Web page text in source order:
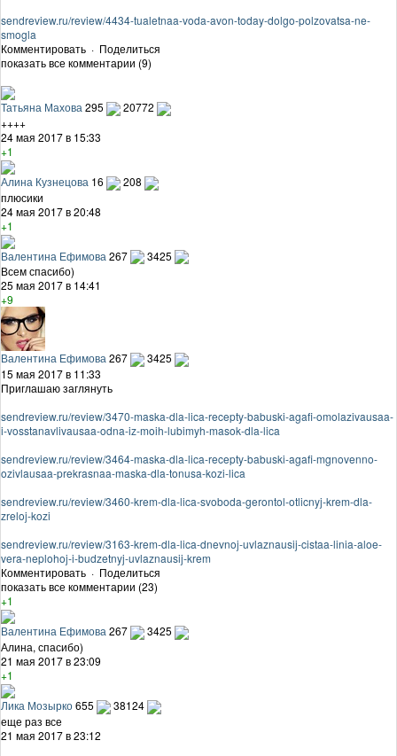
sendreview.ru/review/4434-tualetnaa-voda-avon-today-dolgo-polzovatsa-ne-
smogla
Комментировать · Поделиться
показать все комментарии (9)
Татьяна Махова 295
20772
++++
24 мая 2017 в 15:33
+1
Алина Кузнецова 16
208
плюсики
24 мая 2017 в 20:48
+1
Валентина Ефимова 267
3425
Всем спасибо)
25 мая 2017 в 14:41
+9
Валентина Ефимова 267
3425
15 мая 2017 в 11:33
Приглашаю заглянуть
sendreview.ru/review/3470-maska-dla-lica-recepty-babuski-agafi-omolazivausaa-
i-vosstanavlivausaa-odna-iz-moih-lubimyh-masok-dla-lica
sendreview.ru/review/3464-maska-dla-lica-recepty-babuski-agafi-mgnovenno-
ozivlausaa-prekrasnaa-maska-dla-tonusa-kozi-lica
sendreview.ru/review/3460-krem-dla-lica-svoboda-gerontol-otlicnyj-krem-dla-
zreloj-kozi
sendreview.ru/review/3163-krem-dla-lica-dnevnoj-uvlaznausij-cistaa-linia-aloe-
vera-neplohoj-i-budzetnyj-uvlaznausij-krem
Комментировать · Поделиться
показать все комментарии (23)
+1
Валентина Ефимова 267
3425
Алина, спасибо)
21 мая 2017 в 23:09
+1
Лика Мозырко655
38124
еще раз все
21 мая 2017 в 23:12